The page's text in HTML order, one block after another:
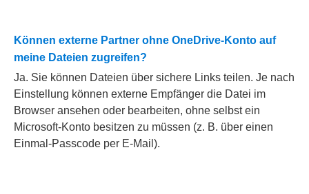
Können externe Partner ohne OneDrive-Konto auf
meine Dateien zugreifen?
Ja. Sie können Dateien über sichere Links teilen. Je nach
Einstellung können externe Empfänger die Datei im
Browser ansehen oder bearbeiten, ohne selbst ein
Microsoft-Konto besitzen zu müssen (z. B. über einen
Einmal-Passcode per E-Mail).